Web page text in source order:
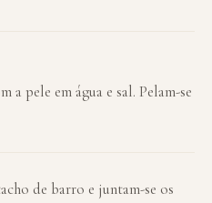
a pele em água e sal. Pelam-se
de barro e juntam-se os